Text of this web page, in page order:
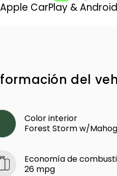
Apple CarPlay &
del
Color interior
Forest Storm w/
Economía de
26 mpg